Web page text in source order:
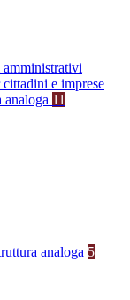
amministrativi
e imprese
11
analoga 5